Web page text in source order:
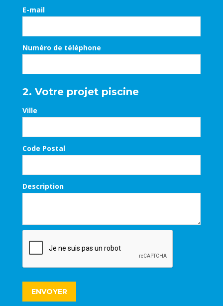
E-mail
Numéro de téléphone
2. Votre projet piscine
Ville
Code Postal
Description